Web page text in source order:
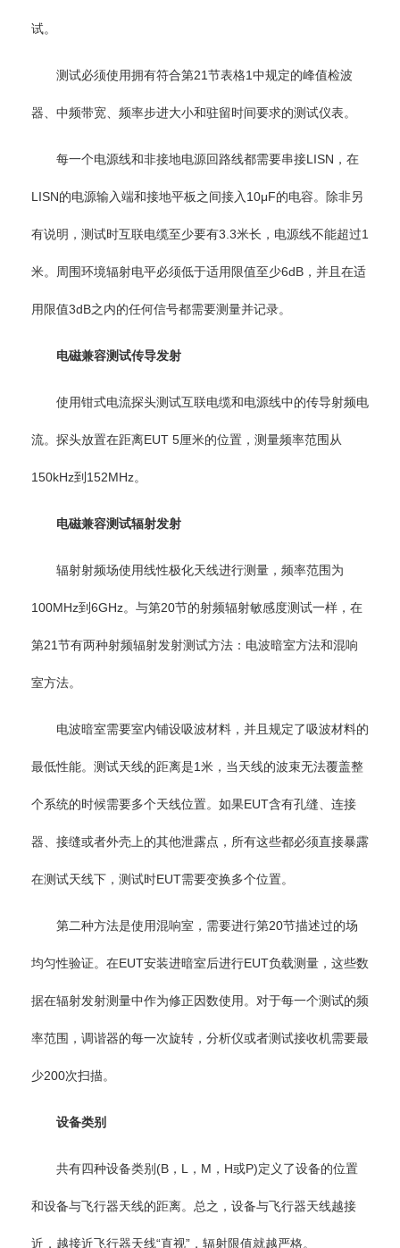
试。
测试必须使用拥有符合第21节表格1中规定的峰值检波
器、中频带宽、频率步进大小和驻留时间要求的测试仪表。
每一个电源线和非接地电源回路线都需要串接LISN，在
LISN的电源输入端和接地平板之间接入10μF的电容。除非另
有说明，测试时互联电缆至少要有3.3米长，电源线不能超过1
米。周围环境辐射电平必须低于适用限值至少6dB，并且在适
用限值3dB之内的任何信号都需要测量并记录。
电磁兼容测试传导发射
使用钳式电流探头测试互联电缆和电源线中的传导射频电
流。探头放置在距离EUT 5厘米的位置，测量频率范围从
150kHz到152MHz。
电磁兼容测试辐射发射
辐射射频场使用线性极化天线进行测量，频率范围为
100MHz到6GHz。与第20节的射频辐射敏感度测试一样，在
第21节有两种射频辐射发射测试方法：电波暗室方法和混响
室方法。
电波暗室需要室内铺设吸波材料，并且规定了吸波材料的
最低性能。测试天线的距离是1米，当天线的波束无法覆盖整
个系统的时候需要多个天线位置。如果EUT含有孔缝、连接
器、接缝或者外壳上的其他泄露点，所有这些都必须直接暴露
在测试天线下，测试时EUT需要变换多个位置。
第二种方法是使用混响室，需要进行第20节描述过的场
均匀性验证。在EUT安装进暗室后进行EUT负载测量，这些数
据在辐射发射测量中作为修正因数使用。对于每一个测试的频
率范围，调谐器的每一次旋转，分析仪或者测试接收机需要最
少200次扫描。
设备类别
共有四种设备类别(B，L，M，H或P)定义了设备的位置
和设备与飞行器天线的距离。总之，设备与飞行器天线越接
近，越接近飞行器天线“直视”，辐射限值就越严格。